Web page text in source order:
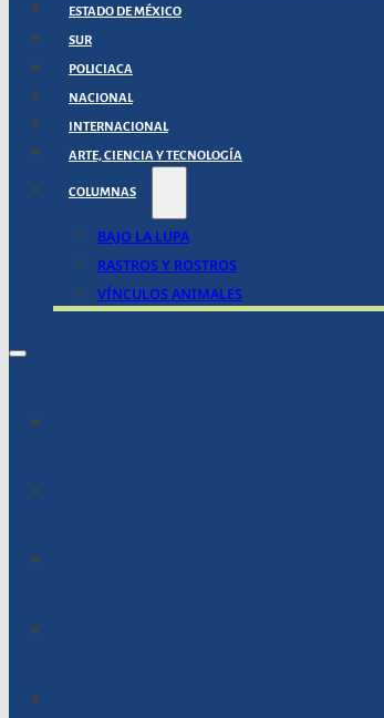
ESTADO DE MÉXICO
SUR
POLICIACA
NACIONAL
INTERNACIONAL
ARTE, CIENCIA Y TECNOLOGÍA
COLUMNAS
BAJO LA LUPA
RASTROS Y ROSTROS
VÍNCULOS ANIMALES